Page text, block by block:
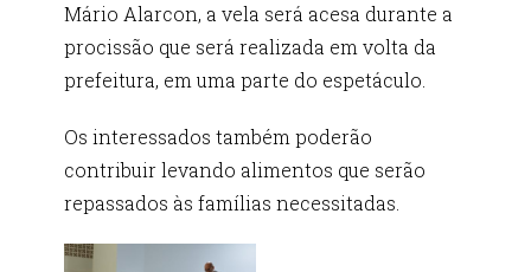
Mário Alarcon, a vela será acesa durante a
procissão que será realizada em volta da
prefeitura, em uma parte do espetáculo.
Os interessados também poderão
contribuir levando alimentos que serão
repassados às famílias necessitadas.